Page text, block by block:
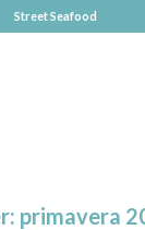
Street Seafood
primavera